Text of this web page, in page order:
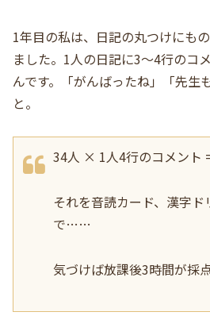
1年目の私は、日記の丸つけにも
ました。1人の日記に3〜4行のコ
んです。「がんばったね」「先生
と。
34人 × 1人4行のコメント
それを音読カード、漢字
で……
気づけば放課後3時間が採